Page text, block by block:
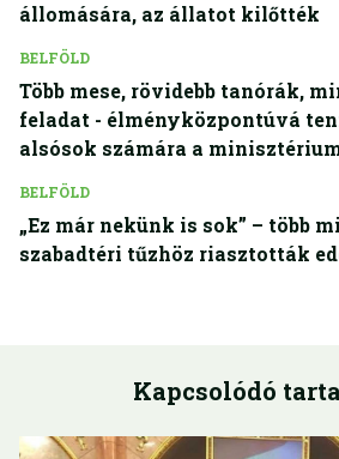
állomására, az állatot kilőtték
BELFÖLD
Több mese, rövidebb tanórák,
feladat - élményközpontúvá
alsósok számára a
BELFÖLD
„Ez már nekünk is sok” – több
szabadtéri tűzhöz riasztották
Kapcsolódó